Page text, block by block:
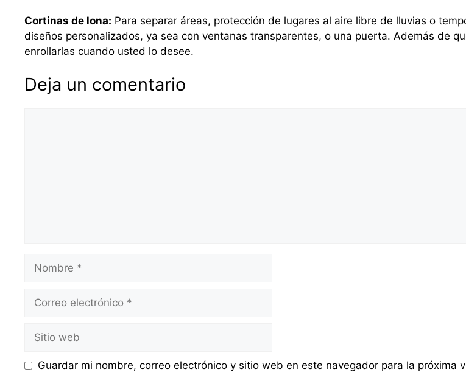
Cortinas de lona: Para separar áreas, protección de lugares al aire libre de lluvias o
diseños personalizados, ya sea con ventanas transparentes, o una puerta. Además de
enrollarlas cuando usted lo desee.
Deja un comentario
Nombre
Correo
Sitio
web
Guardar mi nombre, correo electrónico y sitio web en este navegador para la próxima